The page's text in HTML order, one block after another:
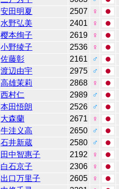
安田明夏 2507
♀
水野弘美 2401
♀
樱本绚子 2619
♀
小野绫子 2536
♀
佐藤彰 2161
♂
渡辺由宇 2975
♂
高雄茉莉 2868
♀
西村仁 2989
♂
本田悟朗 2526
♂
大森蘭 2671
♀
牛洼义高 2650
♂
石井新蔵 2580
♂
田中智惠子 2192
♀
白石京子 2306
♀
出口万里子 2605
♀